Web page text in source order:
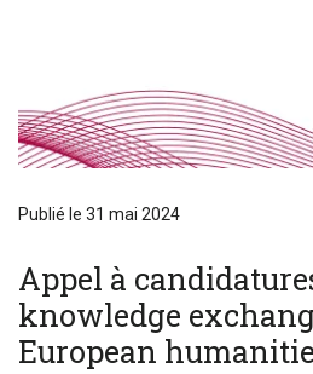
Publié le 31 mai 2024
Appel à
knowledge
European